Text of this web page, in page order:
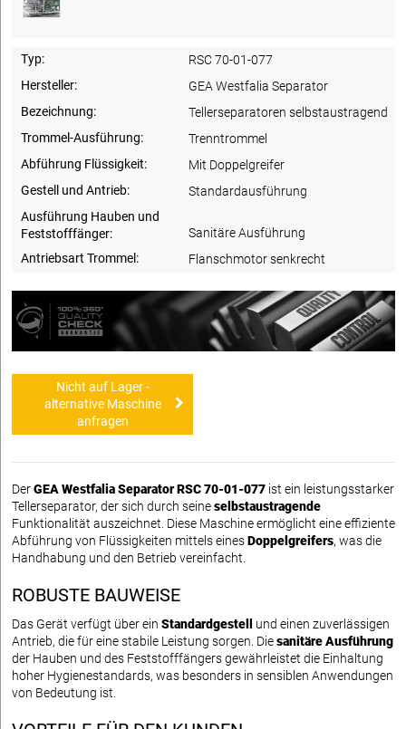
Typ:
RSC 70-01-077
Hersteller:
GEA Westfalia Separator
Bezeichnung:
Tellerseparatoren selbstaustragend
Trommel-Ausführung:
Trenntrommel
Abführung Flüssigkeit:
Mit Doppelgreifer
Gestell und Antrieb:
Standardausführung
Ausführung Hauben und
Feststofffänger:
Sanitäre Ausführung
Antriebsart Trommel:
Flanschmotor senkrecht
Nicht auf Lager -
alternative Maschine
anfragen
DerGEA Westfalia Separator RSC 70-01-077 ist ein leistungsstarker
Tellerseparator, der sich durch seineselbstaustragende
Funktionalität auszeichnet. Diese Maschine ermöglicht eine effiziente
Abführung von Flüssigkeiten mittels einesDoppelgreifers, was die
Handhabung und den Betrieb vereinfacht.
ROBUSTE BAUWEISE
Das Gerät verfügt über ein Standardgestell
und einen zuverlässigen
Antrieb, die für eine stabile Leistung sorgen. Diesanitäre Ausführung
der Hauben und des Feststofffängers gewährleistet die Einhaltung
hoher Hygienestandards, was besonders in sensiblen Anwendungen
von Bedeutung ist.